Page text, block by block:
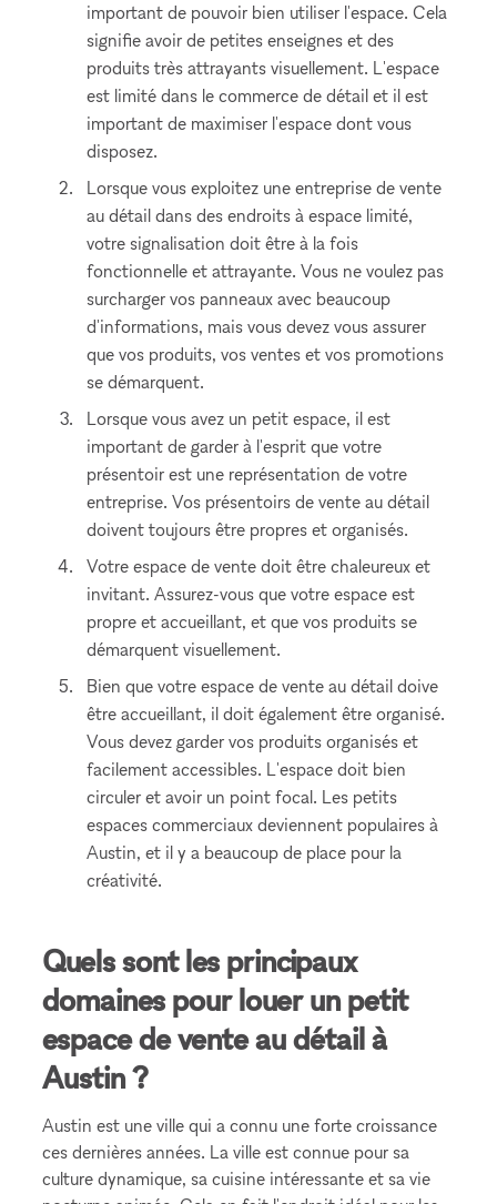
important de pouvoir bien utiliser l'espace. Cela
signifie avoir de petites enseignes et des
produits très attrayants visuellement. L'espace
est limité dans le commerce de détail et il est
important de maximiser l'espace dont vous
disposez.
Lorsque vous exploitez une entreprise de vente
au détail dans des endroits à espace limité,
votre signalisation doit être à la fois
fonctionnelle et attrayante. Vous ne voulez pas
surcharger vos panneaux avec beaucoup
d'informations, mais vous devez vous assurer
que vos produits, vos ventes et vos promotions
se démarquent.
Lorsque vous avez un petit espace, il est
important de garder à l'esprit que votre
présentoir est une représentation de votre
entreprise. Vos présentoirs de vente au détail
doivent toujours être propres et organisés.
Votre espace de vente doit être chaleureux et
invitant. Assurez-vous que votre espace est
propre et accueillant, et que vos produits se
démarquent visuellement.
Bien que votre espace de vente au détail doive
être accueillant, il doit également être organisé.
Vous devez garder vos produits organisés et
facilement accessibles. L'espace doit bien
circuler et avoir un point focal. Les petits
espaces commerciaux deviennent populaires à
Austin, et il y a beaucoup de place pour la
créativité.
Quels sont les principaux
domaines pour louer un petit
espace de vente au détail à
Austin ?
Austin est une ville qui a connu une forte croissance
ces dernières années. La ville est connue pour sa
culture dynamique, sa cuisine intéressante et sa vie